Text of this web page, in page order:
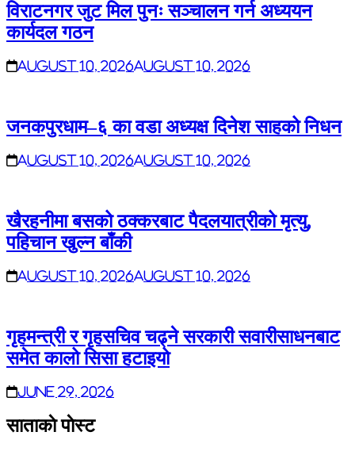
विराटनगर जुट मिल पुनः सञ्चालन गर्न अध्ययन
कार्यदल गठन
August 10, 2026August 10, 2026
जनकपुरधाम–६ का वडा अध्यक्ष दिनेश साहको निधन
August 10, 2026August 10, 2026
खैरहनीमा बसको ठक्करबाट पैदलयात्रीको मृत्यु,
पहिचान खुल्न बाँकी
August 10, 2026August 10, 2026
गृहमन्त्री र गृहसचिव चढ्ने सरकारी सवारीसाधनबाट
समेत कालो सिसा हटाइयो
June 29, 2026
साताकाे पाेस्ट